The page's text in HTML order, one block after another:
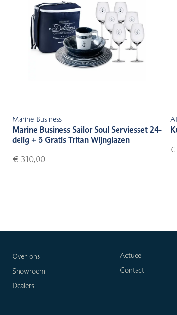
Marine Business
Marine Business Sailor Soul Serviesset 24-
delig + 6 Gratis Tritan Wijnglazen
€ 310,00
€
Over ons
Showroom
Dealers
Actueel
Contact